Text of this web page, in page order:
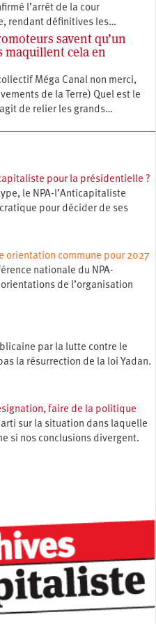
l’arrêt de la cour
rendant définitives les…
savent qu’un
maquillent cela en
Méga Canal non merci,
de la Terre) Quel est le
de relier les grands…
pour la présidentielle ?
le NPA-l’Anticapitaliste
pour décider de ses
orientation commune pour 2027
nationale du NPA-
de l’organisation
par la lutte contre le
la résurrection de la loi Yadan.
faire de la politique
sur la situation dans laquelle
si nos conclusions divergent.